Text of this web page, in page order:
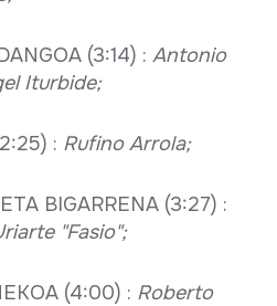
(3:14) : Antonio
Iturbide;
: Rufino Arrola;
BIGARRENA (3:27) :
"Fasio";
(4:00) : Roberto